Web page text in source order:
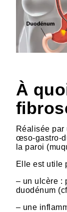
HTML
À
Réalisée
œso-gastro-
la paroi
Elle est utile
– un ulcère :
duodénum
– une